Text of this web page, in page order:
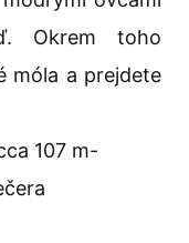
Okrem toho
móla a prejdete
107 m-